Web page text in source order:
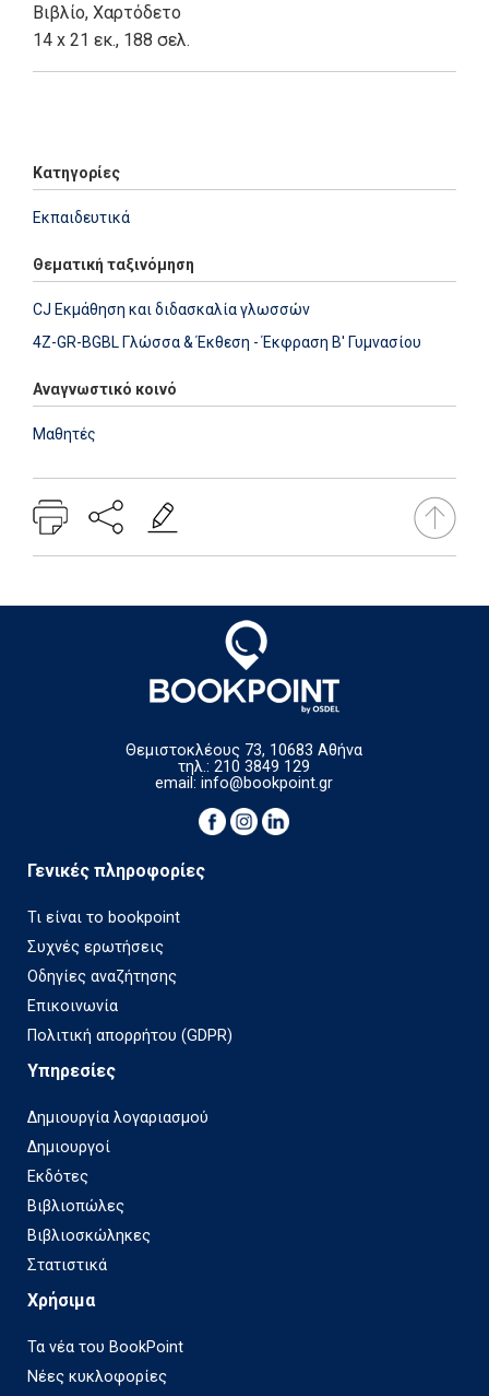
Βιβλίο, Χαρτόδετο
14 x 21 εκ., 188 σελ.
Κατηγορίες
Εκπαιδευτικά
Θεματική ταξινόμηση
CJ Εκμάθηση και διδασκαλία γλωσσών
4Z-GR-BGBL Γλώσσα & Έκθεση - Έκφραση Β' Γυμνασίου
Αναγνωστικό κοινό
Μαθητές
Θεμιστοκλέους 73, 10683 Αθήνα
τηλ.: 210 3849 129
email:info@bookpoint.gr
Γενικές πληροφορίες
Τι είναι το bookpoint
Συχνές ερωτήσεις
Οδηγίες αναζήτησης
Επικοινωνία
Πολιτική απορρήτου (GDPR)
Υπηρεσίες
Δημιουργία λογαριασμού
Δημιουργοί
Εκδότες
Βιβλιοπώλες
Βιβλιοσκώληκες
Στατιστικά
Χρήσιμα
Τα νέα του BookPoint
Νέες κυκλοφορίες